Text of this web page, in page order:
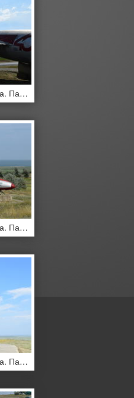
Музейный экземпляр самолета. Памятник самолет-истребитель. Военный Музей Хилл.
Музейный экземпляр самолета. Памятник самолет-истребитель. Военный Музей Хилл.
Музейный экземпляр самолета. Памятник самолет-истребитель. Военный Музей Хилл.